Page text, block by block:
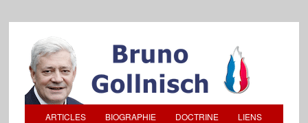
ARTICLES BIOGRAPHIE DOCTRINE LIENS